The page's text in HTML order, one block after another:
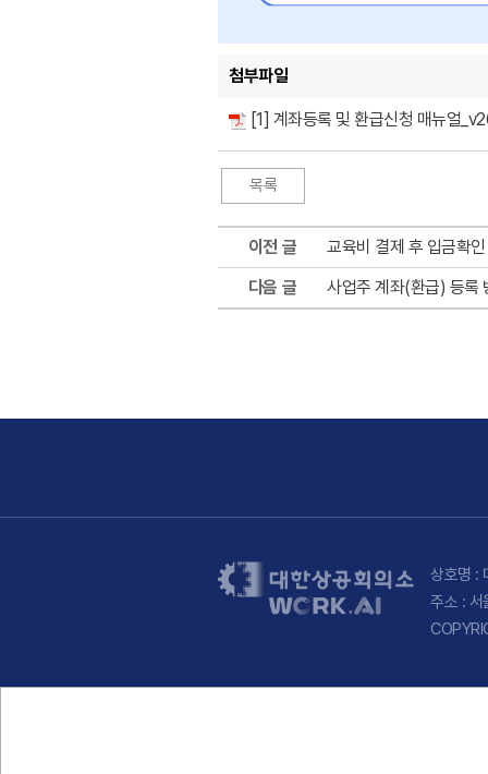
첨부파일
[1] 계좌등록 및 환급신청 매뉴얼
이전 글
교육비 결제 후 입금확
다음 글
사업주 계좌(환급) 등록
상호명 :
주소 :